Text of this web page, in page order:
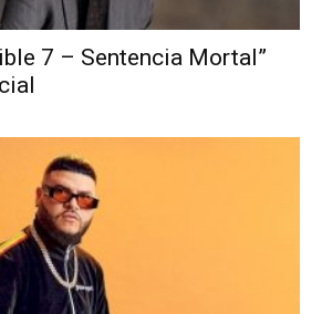
7 – Sentencia Mortal”